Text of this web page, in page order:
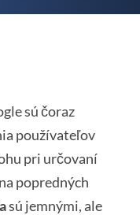
sú čoraz
používateľov
pri určovaní
popredných
sú jemnými, ale